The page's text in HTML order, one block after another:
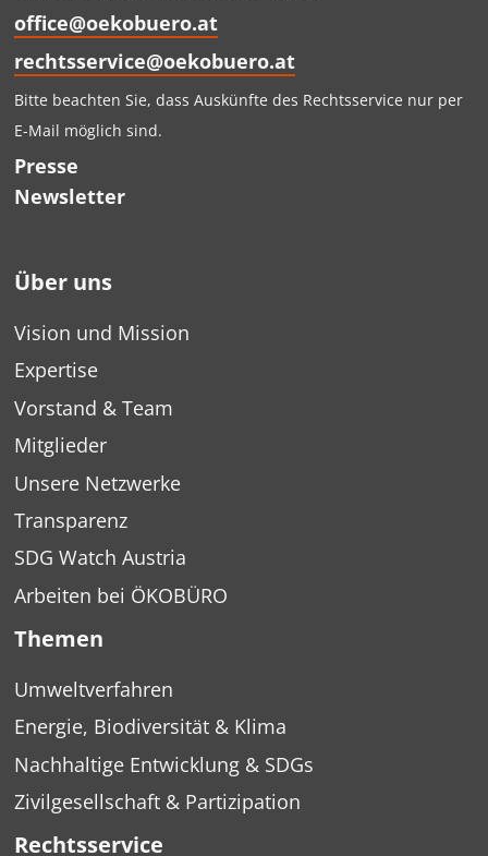
office@oekobuero.at
rechtsservice@oekobuero.at
Bitte beachten Sie, dass Auskünfte des Rechtsservice nur per
E-Mail möglich sind.
Presse
Newsletter
Über uns
Vision und Mission
Expertise
Vorstand & Team
Mitglieder
Unsere Netzwerke
Transparenz
SDG Watch Austria
Arbeiten bei ÖKOBÜRO
Themen
Umweltverfahren
Energie, Biodiversität & Klima
Nachhaltige Entwicklung & SDGs
Zivilgesellschaft & Partizipation
Rechtsservice